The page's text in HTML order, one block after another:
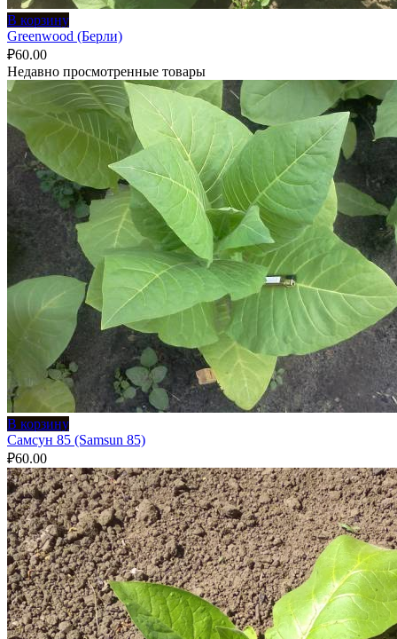
В корзину
Greenwood (Берли)
₽60.00
Недавно просмотренные товары
В корзину
Самсун 85 (Samsun 85)
₽60.00